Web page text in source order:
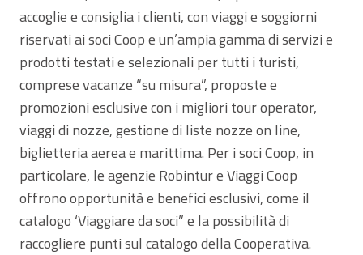
accoglie e consiglia i clienti, con viaggi e soggiorni
riservati ai soci Coop e un’ampia gamma di servizi e
prodotti testati e selezionali per tutti i turisti,
comprese vacanze “su misura”, proposte e
promozioni esclusive con i migliori tour operator,
viaggi di nozze, gestione di liste nozze on line,
biglietteria aerea e marittima. Per i soci Coop, in
particolare, le agenzie Robintur e Viaggi Coop
offrono opportunità e benefici esclusivi, come il
catalogo ‘Viaggiare da soci” e la possibilità di
raccogliere punti sul catalogo della Cooperativa.